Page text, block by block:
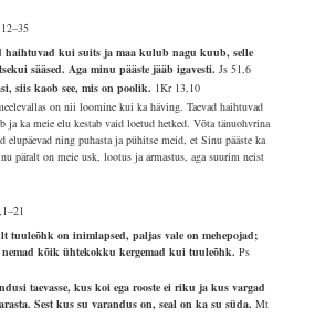
haihtuvad kui suits ja maa kulub nagu kuub, selle
sääsed. Aga minu pääste jääb igavesti.Js 51,6
siis kaob see, mis on poolik. 1Kr 13,10
on nii loomine kui ka häving. Taevad haihtuvad
ja ka meie elu kestab vaid loetud hetked. Võta tänuohvrina
elupäevad ning puhasta ja pühitse meid, et Sinu pääste ka
päralt on meie usk, lootus ja armastus, aga suurim neist
tuuleõhk on inimlapsed, paljas vale on mehepojad;
kõik ühtekokku kergemad kui tuuleõhk.Ps
taevasse, kus koi ega rooste ei riku ja kus vargad
Sest kus su varandus on, seal on ka su süda.Mt